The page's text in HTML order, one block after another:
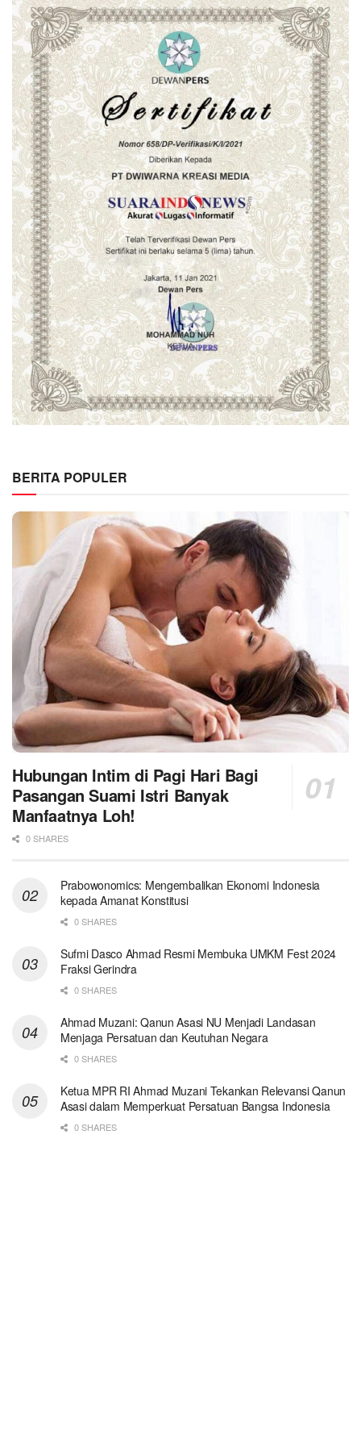
BERITA POPULER
Hubungan Intim di Pagi Hari Bagi
Pasangan Suami Istri Banyak
Manfaatnya Loh!
0 SHARES
Prabowonomics: Mengembalikan Ekonomi Indonesia
kepada Amanat Konstitusi
0 SHARES
Sufmi Dasco Ahmad Resmi Membuka UMKM Fest 2024
Fraksi Gerindra
0 SHARES
Ahmad Muzani: Qanun Asasi NU Menjadi Landasan
Menjaga Persatuan dan Keutuhan Negara
0 SHARES
Ketua MPR RI Ahmad Muzani Tekankan Relevansi Qanun
Asasi dalam Memperkuat Persatuan Bangsa Indonesia
0 SHARES